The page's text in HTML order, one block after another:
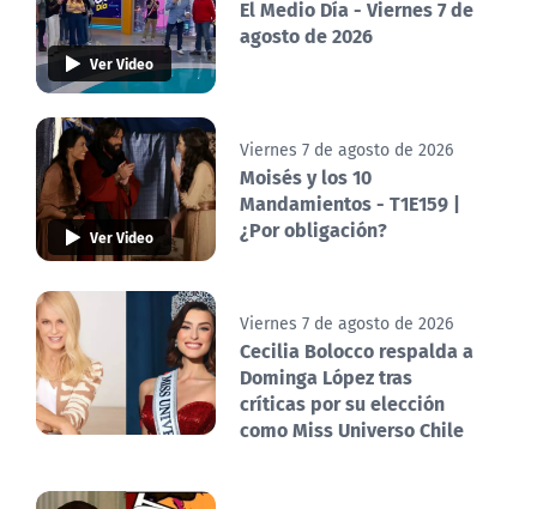
Ver Video
El Medio Día - Viernes 7 de
agosto de 2026
Ver Video
Viernes 7 de agosto de 2026
Moisés y los 10
Mandamientos - T1E159 |
¿Por obligación?
Viernes 7 de agosto de 2026
Cecilia Bolocco respalda a
Dominga López tras
críticas por su elección
como Miss Universo Chile